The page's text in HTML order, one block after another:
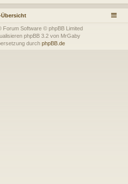
ru
Übersicht
Forum Software © phpBB Limited
phpBB 3.2 von MrGaby
durch phpBB.de